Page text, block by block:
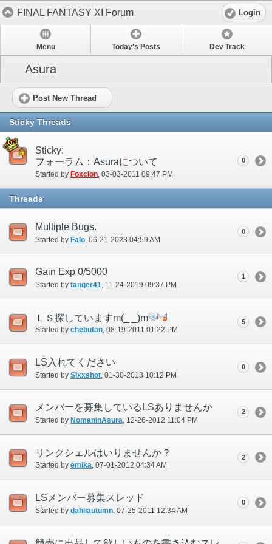
FINAL FANTASY XI Forum Login
Menu Today's Posts Dev Track
Asura
Post New Thread
Sticky Threads
Sticky:
フォーラム：Asuraについて
Started by Foxclon‎, 03-03-2011 09:47 PM
0
Threads
Multiple Bugs.
Started by Falo ‎, 06-21-2023 04:59 AM
0
Gain Exp 0/5000
Started by tanger41‎, 11-24-2019 09:37 PM
1
ＬＳ探していますm(_ _)m
Started by chebutan‎, 08-19-2011 01:22 PM
5
LS入れてください
Started by Sixxshot ‎, 01-30-2013 10:12 PM
0
メンバーを募集しているLSありませんか
Started by NomaninAsura‎, 12-26-2012 11:04 PM
2
リンクシェルはいりませんか？
Started by emika‎, 07-01-2012 04:34 AM
2
LSメンバー募集スレッド
Started by dahliautumn ‎, 07-25-2011 12:34 AM
0